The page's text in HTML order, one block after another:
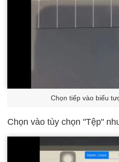
Chọn tiếp vào biểu
Chọn vào tùy chọn "Tệp"